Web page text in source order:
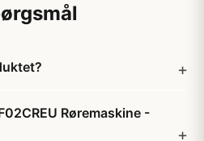
Røremaskine -